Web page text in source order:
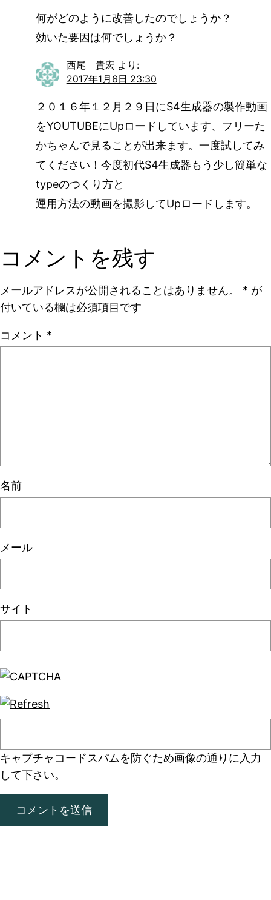
何がどのように改善したのでしょうか？
効いた要因は何でしょうか？
西尾 貴宏 より:
2017年1月6日 23:30
２０１６年１２月２９日にS4生成器の製作動画
をYOUTUBEにUpロードしています、フリーた
かちゃんで見ることが出来ます。一度試してみ
てください！今度初代S4生成器もう少し簡単な
typeのつくり方と
運用方法の動画を撮影してUpロードします。
コメントを残す
メールアドレスが公開されることはありません。 * が
付いている欄は必須項目です
コメント *
名前
メール
サイト
キャプチャコード スパムを防ぐため画像の通りに入力
して下さい。